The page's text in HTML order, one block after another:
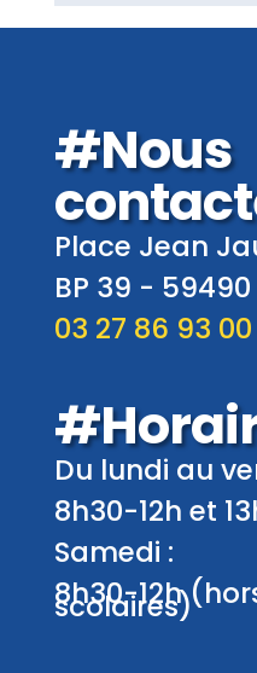
#Nous
Place Jean
BP 39 - 59490
03 27 86 93 00
Du lundi au
8h30-12h et
Samedi :
8h30-12h
scolaires)